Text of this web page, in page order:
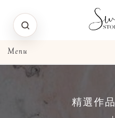
精選作品